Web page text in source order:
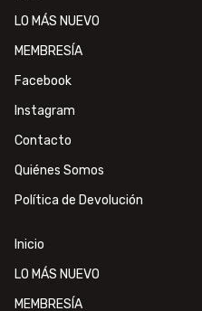
LO MÁS NUEVO
MEMBRESÍA
Facebook
Instagram
Contacto
Quiénes Somos
Política de Devolución
Inicio
LO MÁS NUEVO
MEMBRESÍA